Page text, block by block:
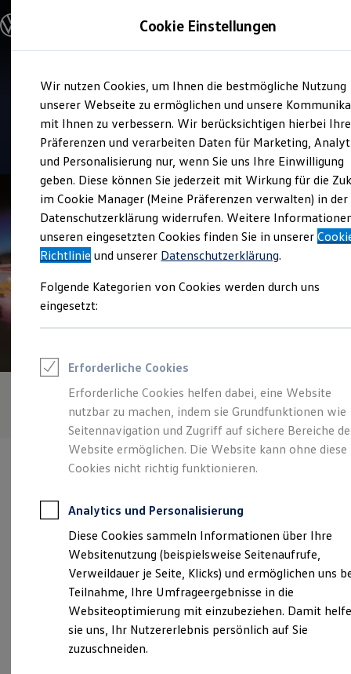
Hauptinhalt
springen
Footer
springen
Modelle und Konfigurator
Modelle vergleichen
Elektroautos
ENERGY Sondermodelle
Nutzfahrzeuge
SUV und CUV
Familienautos
Kombis
Kompaktwagen
Sportwagen
Schnell verfügbare Fahrzeuge
Angebote und Produkte
Aktuelle Angebote
E-Auto-Förderung
Volkswagen Marktplatz
Junge Gebrauchtwagen und Gebrauchtwagen
Volkswagen Zertifizierte Gebrauchtwagen
Zubehör- und Serviceangebote
Leasing
Leasing-Angebote
Gebrauchtwagen Leasing
Junge Gebrauchtwagen-Leasing
Elektroauto Leasing
Kleinwagen-Leasing
Leasing ohne Anzahlung
Finanzierung
Kfz-Versicherung
Restschuldversicherungen
Garantien
Wartungsverträge
Geschäftskunden
Professional Class bei Volkswagen
Großkunden
Behörden
Direktkunden
Sonderfahrzeuge
Anpfiff zum Gewinn
Service
Autohaus Finkbeiner
4.9| 185 Bewertungen
Verantwortlich für die Inhalte auf dieser Seite ist die Autohaus
Finkbeiner GmbH & Co. KG (Impressum & Rechtliches)
Murgtalstraße 48, 72270 Baiersbronn
Cookie Einstellungen
Wir nutzen Cookies, um Ihnen die bestmögliche Nutzung
unserer Webseite zu ermöglichen und unsere
mit Ihnen zu verbessern. Wir berücksichtigen hierbei Ihre
Präferenzen und verarbeiten Daten für Marketing,
und Personalisierung nur, wenn Sie uns Ihre Einwilligung
geben. Diese können Sie jederzeit mit Wirkung für die
im Cookie Manager (Meine Präferenzen verwalten) in der
Datenschutzerklärung widerrufen. Weitere
unseren eingesetzten Cookies finden Sie in unserer
Richtlinie und unserer Datenschutzerklärung.
Folgende Kategorien von Cookies werden durch uns
eingesetzt:
Erforderliche Cookies
Erforderliche Cookies helfen dabei, eine Website
nutzbar zu machen, indem sie Grundfunktionen wie
Seitennavigation und Zugriff auf sichere Bereiche
Website ermöglichen. Die Website kann ohne diese
Cookies nicht richtig funktionieren.
Analytics und Personalisierung
Diese Cookies sammeln Informationen über Ihre
Websitenutzung (beispielsweise Seitenaufrufe,
Verweildauer je Seite, Klicks) und ermöglichen uns
Teilnahme, Ihre Umfrageergebnisse in die
Websiteoptimierung mit einzubeziehen. Damit
sie uns, Ihr Nutzererlebnis persönlich auf Sie
zuzuschneiden.